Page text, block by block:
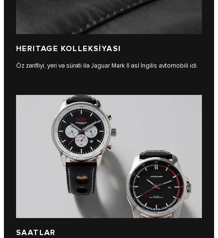
HERITAGE KOLLEKSİYASI
Öz zərifliyi, yeri və sürəti ilə Jaguar Mark II əsl İngilis avtomobili idi.
SAATLAR